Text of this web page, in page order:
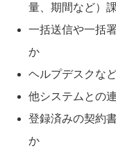
量、期間など）
一括送信や一括
か
ヘルプデスクな
他システムとの
登録済みの契約
か